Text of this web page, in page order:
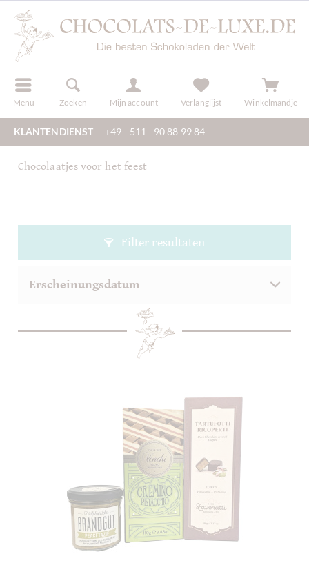
Menu Zoeken Mijn account
registreren Verlanglijst Winkelmandje
KLANTENDIENST +49 - 511 - 90 88 99 84
Chocolaatjes voor het feest
Filter resultaten